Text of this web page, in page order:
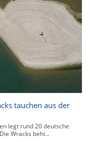
tauchen aus der
legt rund 20 deutsche
Wracks behi...